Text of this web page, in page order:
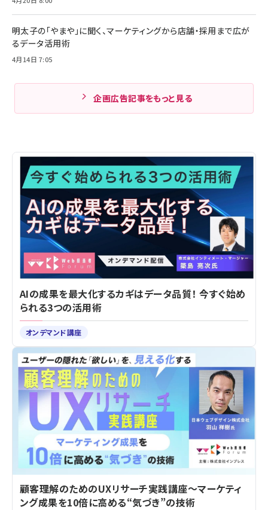
明太子の「やまや」に聞く、マーケティングから店舗・採用まで広が
るデータ活用術
4月14日 7:05
企画広告記事をもっと見る
AIの成果を最大化するカギはデータ品質！ 今すぐ始め
られる3つの活用術
オンデマンド講座
顧客理解のためのUXリサーチ実践講座～マーケティ
ング成果を10倍に高める“気づき”の技術